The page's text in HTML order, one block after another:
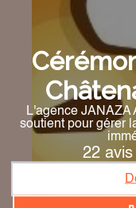
L'agence JANAZA
soutient pour gérer
22